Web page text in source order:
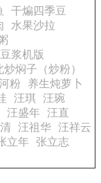
干煸四季豆
水果沙拉
浆机版
炒焖子（炒粉）
粉
养生炖萝卜
汪琪
汪琬
汪盛年
汪直
汪祖华 汪祥云
立年
张立志